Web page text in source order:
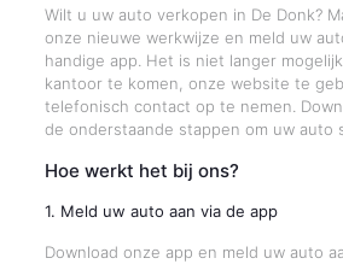
Wilt u uw auto verkopen in De Donk?
onze nieuwe werkwijze en meld uw
handige app. Het is niet langer
kantoor te komen, onze website te
telefonisch contact op te nemen.
de onderstaande stappen om uw auto
Hoe werkt het bij ons?
1. Meld uw auto aan via de app
Download onze app en meld uw auto